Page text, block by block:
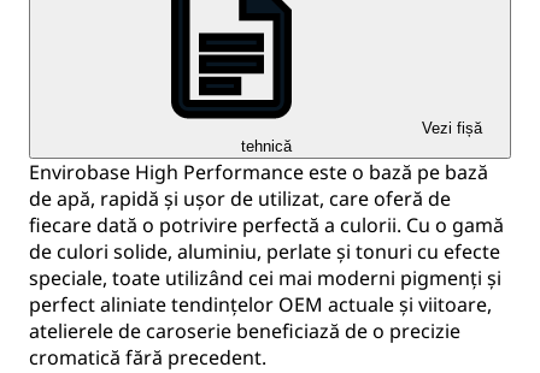
Vezi fișă
tehnică
Envirobase High Performance este o bază pe bază
de apă, rapidă și ușor de utilizat, care oferă de
fiecare dată o potrivire perfectă a culorii. Cu o gamă
de culori solide, aluminiu, perlate și tonuri cu efecte
speciale, toate utilizând cei mai moderni pigmenți și
perfect aliniate tendințelor OEM actuale și viitoare,
atelierele de caroserie beneficiază de o precizie
cromatică fără precedent.